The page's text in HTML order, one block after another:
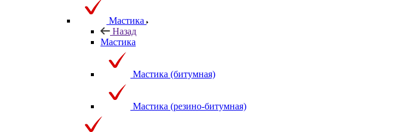
Мастика
Назад
Мастика
Мастика (битумная)
Мастика (резино-битумная)